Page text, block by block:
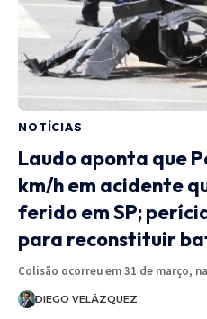
NOTÍCIAS
Laudo aponta que
km/h em acidente
ferido em SP;
para reconstituir
Colisão ocorreu em 31 de março,
DIEGO VELÁZQUEZ